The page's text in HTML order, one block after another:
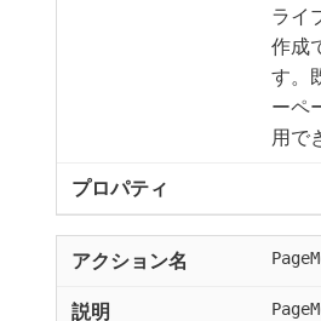
ライ
作成
す。
ーペ
用で